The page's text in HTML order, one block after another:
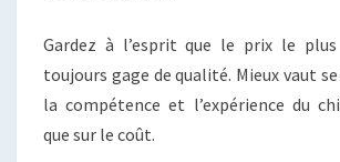
Gardez à l’esprit que le prix le plus
toujours gage de qualité. Mieux vaut
la compétence et l’expérience du
que sur le coût.